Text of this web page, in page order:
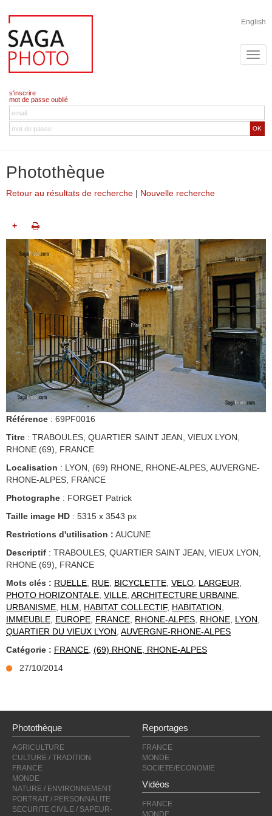
English
s'inscrire
mot de passe oublié
OK
Photothèque
Retour au résultats de recherche | Nouvelle recherche
+
Référence : 69PF0016
Titre : TRABOULES, QUARTIER SAINT JEAN, VIEUX LYON,
RHONE (69), FRANCE
Localisation : LYON, (69) RHONE, RHONE-ALPES, AUVERGNE-
RHONE-ALPES, FRANCE
Photographe : FORGET Patrick
Taille image HD : 5315 x 3543 px
Restrictions d'utilisation : AUCUNE
Descriptif : TRABOULES, QUARTIER SAINT JEAN, VIEUX LYON,
RHONE (69), FRANCE
Mots clés : RUELLE, RUE, BICYCLETTE, VELO, LARGEUR,
PHOTO HORIZONTALE, VILLE, ARCHITECTURE URBAINE,
URBANISME, HLM, HABITAT COLLECTIF, HABITATION,
IMMEUBLE, EUROPE, FRANCE, RHONE-ALPES, RHONE, LYON,
QUARTIER DU VIEUX LYON, AUVERGNE-RHONE-ALPES
Catégorie : FRANCE, (69) RHONE, RHONE-ALPES
27/10/2014
Photothèque
AGRICULTURE
CULTURE / TRADITION
FRANCE
MONDE
NATURE / ENVIRONNEMENT
PORTRAIT / PERSONNALITE
SECURITE CIVILE / SAPEUR-
Reportages
FRANCE
MONDE
SOCIETE/ECONOMIE
Vidéos
FRANCE